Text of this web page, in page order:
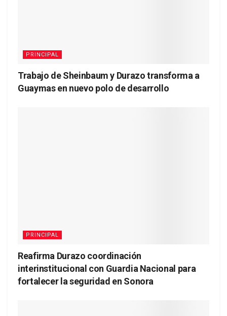
PRINCIPAL
Trabajo de Sheinbaum y Durazo transforma a
Guaymas en nuevo polo de desarrollo
PRINCIPAL
Reafirma Durazo coordinación
interinstitucional con Guardia Nacional para
fortalecer la seguridad en Sonora